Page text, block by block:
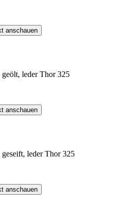
anschauen
leder Thor 325
anschauen
leder Thor 325
anschauen